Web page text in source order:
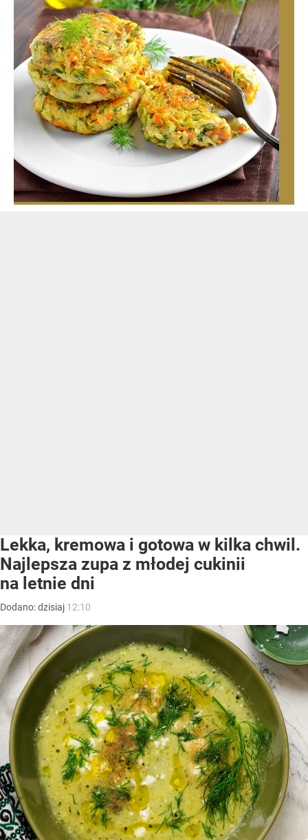
Lekka, kremowa i gotowa w kilka chwil.
Najlepsza zupa z młodej cukinii
na letnie dni
Dodano:dzisiaj 12:10